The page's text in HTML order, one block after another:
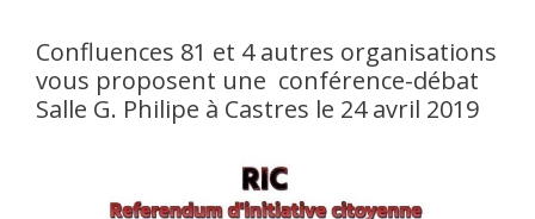
Confluences 81 et 4 autres organisations
vous proposent une conférence-débat
Salle G. Philipe à Castres le 24 avril 2019